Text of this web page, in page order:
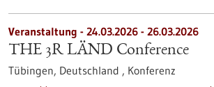
Veranstaltung - 24.03.2026 - 26.03.2026
THE 3R LÄND Conference
Tübingen, Deutschland , Konferenz